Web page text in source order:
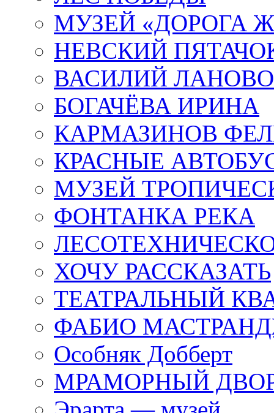
МУЗЕЙ «ДОРОГА
НЕВСКИЙ
ВАСИЛИЙ
БОГАЧЁВА ИРИНА
КАРМАЗИНОВ
КРАСНЫЕ
МУЗЕЙ
ФОНТАНКА РЕКА
ХОЧУ РАССКАЗАТЬ
ТЕАТРАЛЬНЫЙ
ФАБИО
Особняк Добберт
МРАМОРНЫЙ